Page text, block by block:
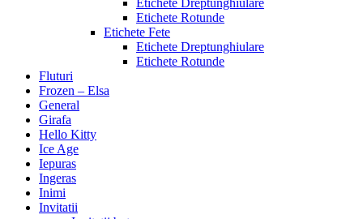
Etichete Dreptunghiulare
Etichete Rotunde
Etichete Fete
Etichete Dreptunghiulare
Etichete Rotunde
Fluturi
Frozen – Elsa
General
Girafa
Hello Kitty
Ice Age
Iepuras
Ingeras
Inimi
Invitatii